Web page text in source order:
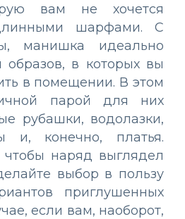
вам не хочется
шарфами. С
манишка идеально
в которых вы
в помещении. В этом
парой для них
рубашки, водолазки,
и, конечно, платья.
чтобы наряд выглядел
выбор в пользу
приглушенных
если вам, наоборот,